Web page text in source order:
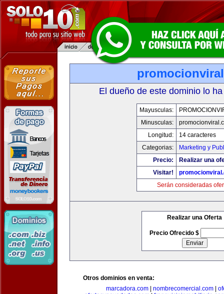
El dueño de este dominio lo
Mayusculas:
Minusculas:
Longitud:
14 caracteres
Categorias:
Marketing y
Precio:
Realizar una
Visitar!
Serán consideradas
Realizar una Oferta
Precio Ofrecido $
Otros dominios en venta:
marcadora.com| nombrecomercial.com|